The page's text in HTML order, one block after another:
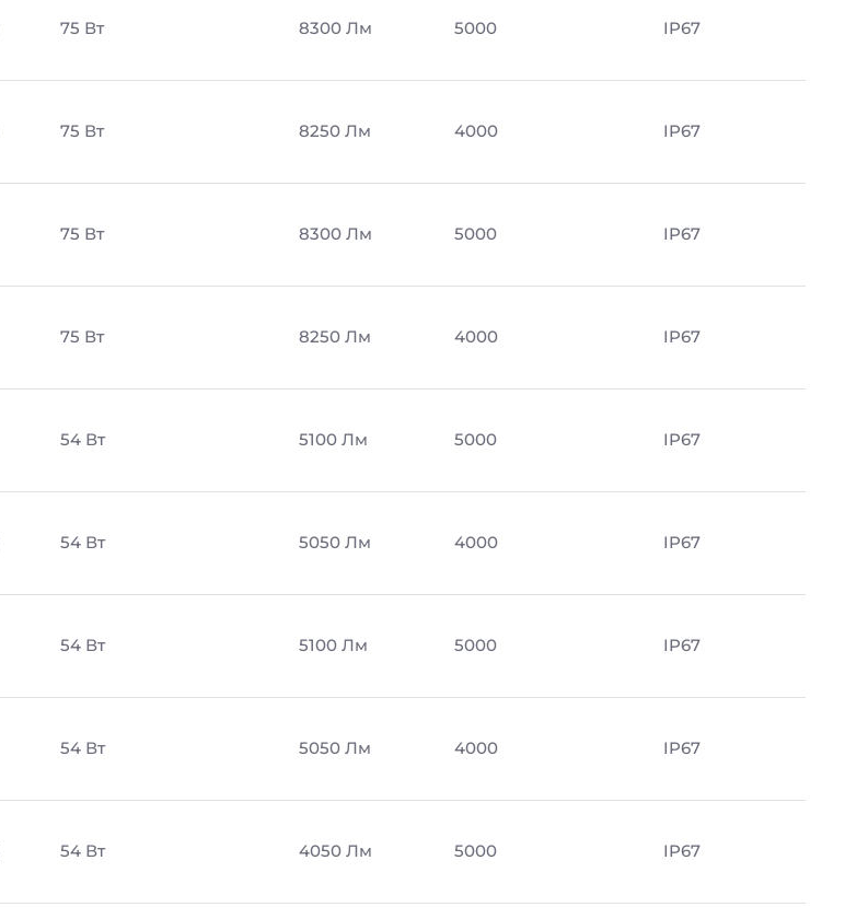
75 Вт 8300 Лм 5000 IP67
75 Вт 8250 Лм 4000 IP67
75 Вт 8300 Лм 5000 IP67
75 Вт 8250 Лм 4000 IP67
54 Вт 5100 Лм 5000 IP67
54 Вт 5050 Лм 4000 IP67
54 Вт 5100 Лм 5000 IP67
54 Вт 5050 Лм 4000 IP67
54 Вт 4050 Лм 5000 IP67